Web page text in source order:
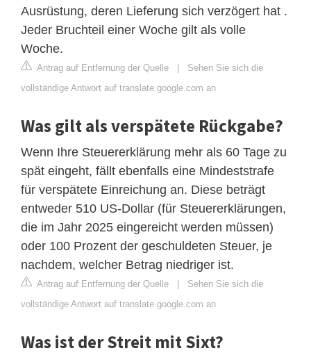
Ausrüstung, deren Lieferung sich verzögert hat .
Jeder Bruchteil einer Woche gilt als volle
Woche.
Antrag auf Entfernung der Quelle | Sehen Sie sich die
vollständige Antwort auf translate.google.com an
Was gilt als verspätete Rückgabe?
Wenn Ihre Steuererklärung mehr als 60 Tage zu
spät eingeht, fällt ebenfalls eine Mindeststrafe
für verspätete Einreichung an. Diese beträgt
entweder 510 US-Dollar (für Steuererklärungen,
die im Jahr 2025 eingereicht werden müssen)
oder 100 Prozent der geschuldeten Steuer, je
nachdem, welcher Betrag niedriger ist.
Antrag auf Entfernung der Quelle | Sehen Sie sich die
vollständige Antwort auf translate.google.com an
Was ist der Streit mit Sixt?